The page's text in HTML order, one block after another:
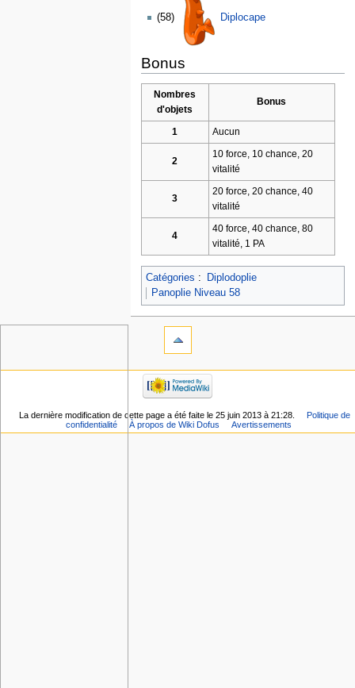
(58) Diplocape
Bonus
Nombres
d'objets
Bonus
1 Aucun
2
10 force, 10 chance, 20
vitalité
3
20 force, 20 chance, 40
vitalité
4
40 force, 40 chance, 80
vitalité, 1 PA
Catégories :
Diplodoplie
Panoplie Niveau 58
La dernière modification de cette page a été faite le 25 juin 2013 à 21:28.
Politique de
confidentialité
À propos de Wiki Dofus Avertissements